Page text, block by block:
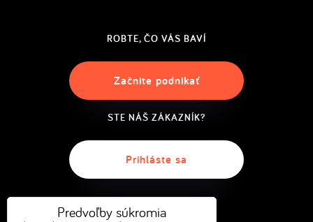
ROBTE, ČO VÁS BAVÍ
Začnite podnikať
STE NÁŠ ZÁKAZNÍK?
Prihláste sa
Predvoľby súkromia